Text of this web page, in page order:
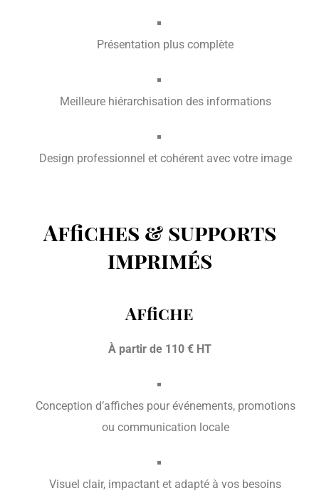
Présentation plus complète
Meilleure hiérarchisation des informations
Design professionnel et cohérent avec votre image
Affiches & supports
imprimés
Affiche
À partir de 110 € HT
Conception d’affiches pour événements, promotions
ou communication locale
Visuel clair, impactant et adapté à vos besoins